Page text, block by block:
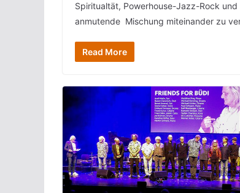
Spiritualtät, Powerhouse-Jazz-Rock
anmutende Mischung miteinander zu
Read More